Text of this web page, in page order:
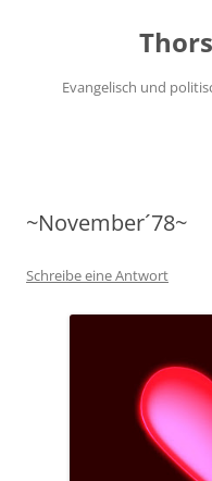
Evangelisch und
~November´78~
Schreibe eine Antwort